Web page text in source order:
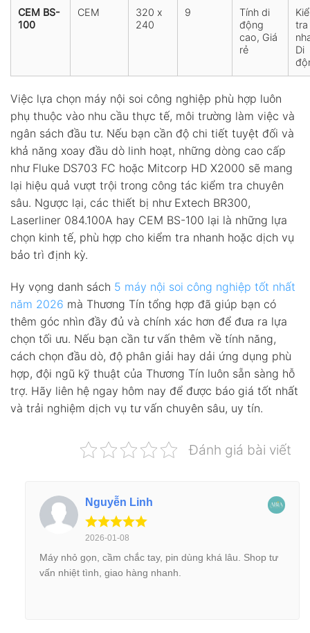
CEM BS-
100
CEM
320 x
240
9
Tính di
động
cao, Giá
rẻ
tra
Di
Việc lựa chọn máy nội soi công nghiệp phù hợp luôn
phụ thuộc vào nhu cầu thực tế, môi trường làm việc và
ngân sách đầu tư. Nếu bạn cần độ chi tiết tuyệt đối và
khả năng xoay đầu dò linh hoạt, những dòng cao cấp
như Fluke DS703 FC hoặc Mitcorp HD X2000 sẽ mang
lại hiệu quả vượt trội trong công tác kiểm tra chuyên
sâu. Ngược lại, các thiết bị như Extech BR300,
Laserliner 084.100A hay CEM BS-100 lại là những lựa
chọn kinh tế, phù hợp cho kiểm tra nhanh hoặc dịch vụ
bảo trì định kỳ.
Hy vọng danh sách 5 máy nội soi công nghiệp tốt nhất
năm 2026 mà Thương Tín tổng hợp đã giúp bạn có
thêm góc nhìn đầy đủ và chính xác hơn để đưa ra lựa
chọn tối ưu. Nếu bạn cần tư vấn thêm về tính năng,
cách chọn đầu dò, độ phân giải hay dải ứng dụng phù
hợp, đội ngũ kỹ thuật của Thương Tín luôn sẵn sàng hỗ
trợ. Hãy liên hệ ngay hôm nay để được báo giá tốt nhất
và trải nghiệm dịch vụ tư vấn chuyên sâu, uy tín.
Đánh giá bài viết
Nguyễn Linh
2026-01-08
Máy nhỏ gọn, cầm chắc tay, pin dùng khá lâu. Shop tư
vấn nhiệt tình, giao hàng nhanh.